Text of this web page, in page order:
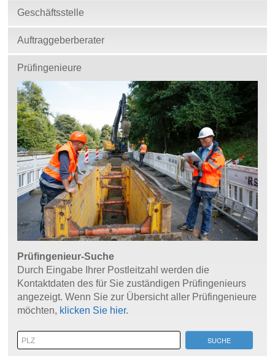
Geschäftsstelle
Auftraggeberberater
Prüfingenieure
Prüfingenieur-Suche
Durch Eingabe Ihrer Postleitzahl werden die
Kontaktdaten des für Sie zuständigen Prüfingenieurs
angezeigt. Wenn Sie zur Übersicht aller Prüfingenieure
möchten, klicken Sie hier.
SUCHE